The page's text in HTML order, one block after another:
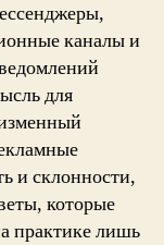
каналы и
для
и склонности,
которые
практике лишь